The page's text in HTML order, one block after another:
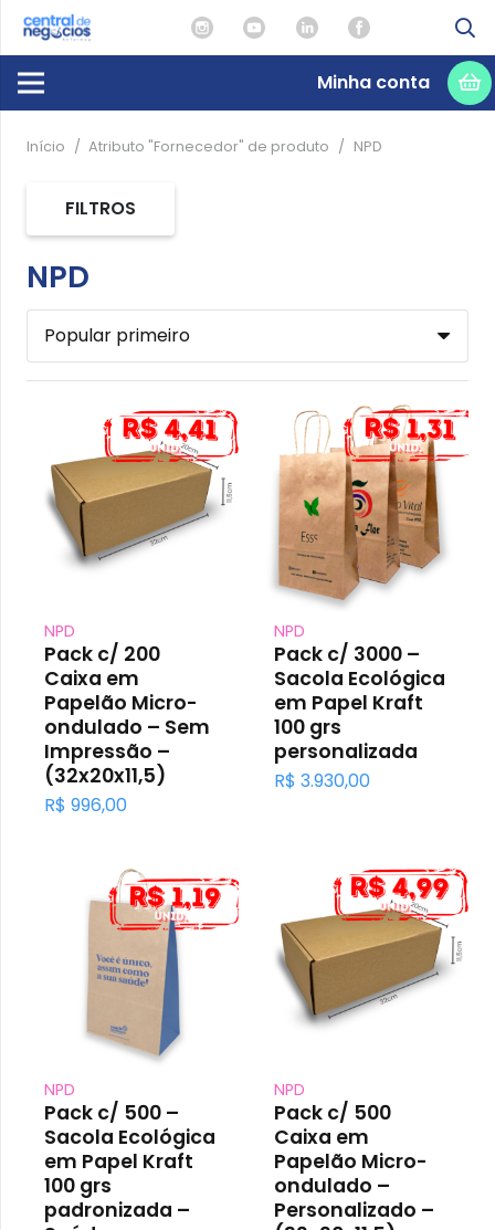
Minha conta
Início / Atributo "Fornecedor" de produto / NPD
NPD
NPD
Pack c/ 200
Caixa em
Papelão Micro-
ondulado – Sem
Impressão –
(32x20x11,5)
R$ 996,00
NPD
Pack c/ 3000 –
Sacola Ecológica
em Papel Kraft
100 grs
personalizada
R$ 3.930,00
NPD
Pack c/ 500 –
Sacola Ecológica
em Papel Kraft
100 grs
padronizada –
NPD
Pack c/ 500
Caixa em
Papelão Micro-
ondulado –
Personalizado –
FILTROS